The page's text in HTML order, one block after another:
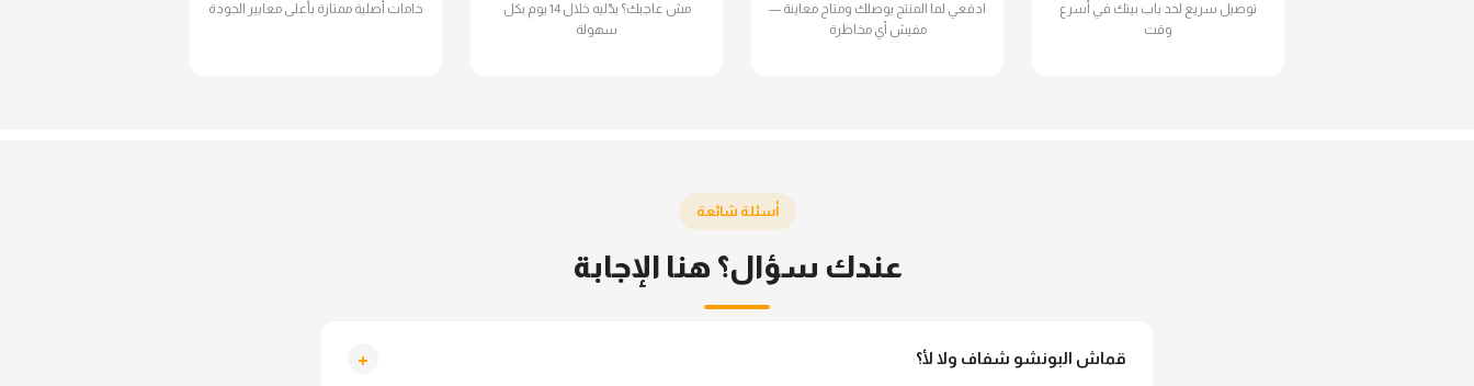
توصيل سريع لحد باب بيتك في أسرع
وقت
ادفعي لما المنتج يوصلك ومتاح معاينة —
مفيش أي مخاطرة
مش عاجبك؟ بدّليه خلال 14 يوم بكل
سهولة
خامات أصلية ممتازة بأعلى معايير الجودة
أسئلة شائعة
عندك سؤال؟ هنا الإجابة
قماش البونشو شفاف ولا لأ؟ +